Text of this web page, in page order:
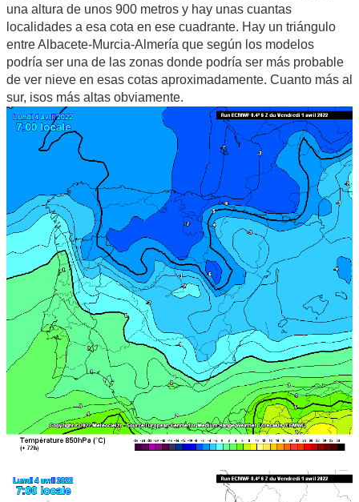
una altura de unos 900 metros y hay unas cuantas
localidades a esa cota en ese cuadrante. Hay un triángulo
entre Albacete-Murcia-Almería que según los modelos
podría ser una de las zonas donde podría ser más probable
de ver nieve en esas cotas aproximadamente. Cuanto más al
sur, isos más altas obviamente.